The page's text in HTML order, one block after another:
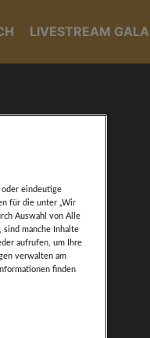
LIVESTREAM GALA
oder eindeutige
für die unter „Wir
Auswahl von Alle
manche Inhalte
aufrufen, um Ihre
verwalten am
finden